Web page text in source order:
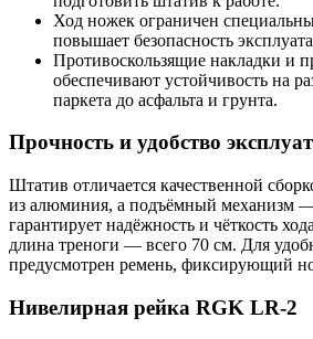
Ход ножек ограничен
повышает безопасность
Противоскользящие накладки и
обеспечивают устойчивость на
паркета до асфальта и грунта.
Прочность и удобство
Штатив отличается качественной
из алюминия, а подъёмный механизм —
гарантирует надёжность и чёткость
длина треноги — всего 70 см. Для
предусмотрен ремень, фиксирующий
Нивелирная рейка RGK LR‑2